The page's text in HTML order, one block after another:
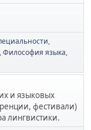
Философия языка
и языковых
фестивали)
лингвистики.